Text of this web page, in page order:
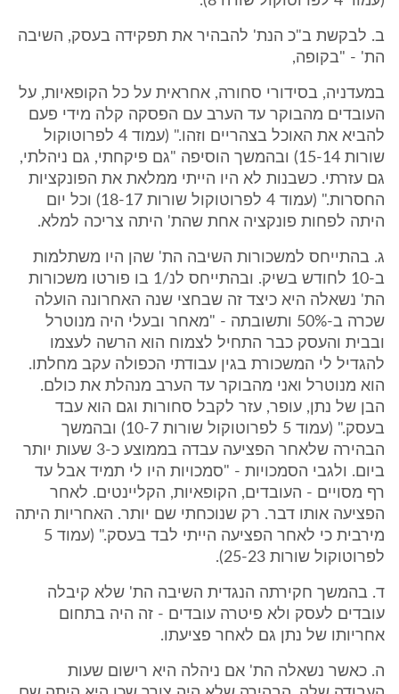
ב. לבקשת ב"כ הנת' להבהיר את תפקידה בעסק, השיבה
הת' - "בקופה,
במעדניה, בסידורי סחורה, אחראית על כל הקופאיות, על
העובדים מהבוקר עד הערב עם הפסקה קלה מידי פעם
להביא את האוכל בצהריים וזהו." (עמוד 4 לפרוטוקול
שורות 15-14) ובהמשך הוסיפה "גם פיקחתי, גם ניהלתי,
גם עזרתי. כשבנות לא היו הייתי ממלאת את הפונקציות
החסרות." (עמוד 4 לפרוטוקול שורות 18-17) וכל יום
היתה לפחות פונקציה אחת שהת' היתה צריכה למלא.
ג. בהתייחס למשכורות השיבה הת' שהן היו משתלמות
ב-10 לחודש בשיק. ובהתייחס לנ/1 בו פורטו משכורות
הת' נשאלה היא כיצד זה שבחצי שנה האחרונה הועלה
שכרה ב-50% ותשובתה - "מאחר ובעלי היה מנוטרל
ובבית והעסק כבר התחיל לצמוח הוא הרשה לעצמו
להגדיל לי המשכורת בגין עבודתי הכפולה עקב מחלתו.
הוא מנוטרל ואני מהבוקר עד הערב מנהלת את כולם.
הבן של נתן, עופר, עזר לקבל סחורות וגם הוא עבד
בעסק." (עמוד 5 לפרוטוקול שורות 10-7) ובהמשך
הבהירה שלאחר הפציעה עבדה בממוצע כ-3 שעות יותר
ביום. ולגבי הסמכויות - "סמכויות היו לי תמיד אבל עד
רף מסויים - העובדים, הקופאיות, הקליינטים. לאחר
הפציעה אותו דבר. רק שנוכחתי שם יותר. האחריות היתה
מירבית כי לאחר הפציעה הייתי לבד בעסק." (עמוד 5
לפרוטוקול שורות 25-23).
ד. בהמשך חקירתה הנגדית השיבה הת' שלא קיבלה
עובדים לעסק ולא פיטרה עובדים - זה היה בתחום
אחריותו של נתן גם לאחר פציעתו.
ה. כאשר נשאלה הת' אם ניהלה היא רישום שעות